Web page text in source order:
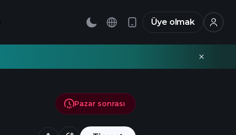
Üye olmak
Pazar sonrası